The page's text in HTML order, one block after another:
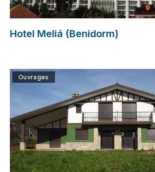
Hotel Meliá (Benidorm)
Ouvrages